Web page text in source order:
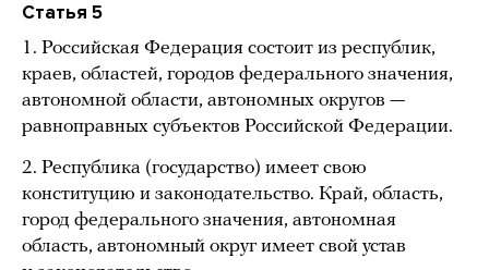
Статья 5
1. Российская Федерация состоит из республик,
краев, областей, городов федерального значения,
автономной области, автономных округов —
равноправных субъектов Российской Федерации.
2. Республика (государство) имеет свою
конституцию и законодательство. Край, область,
город федерального значения, автономная
область, автономный округ имеет свой устав